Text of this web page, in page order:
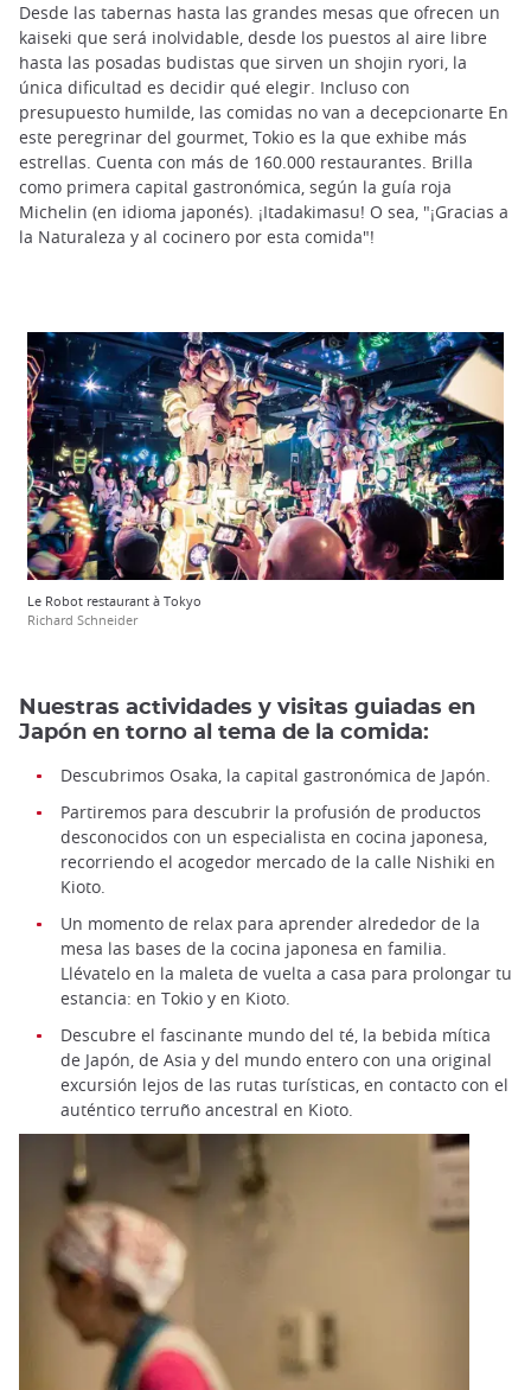
Desde las tabernas hasta las grandes mesas que ofrecen un
kaiseki que será inolvidable, desde los puestos al aire libre
hasta las posadas budistas que sirven un shojin ryori, la
única dificultad es decidir qué elegir. Incluso con
presupuesto humilde, las comidas no van a decepcionarte En
este peregrinar del gourmet, Tokio es la que exhibe más
estrellas. Cuenta con más de 160.000 restaurantes. Brilla
como primera capital gastronómica, según la guía roja
Michelin (en idioma japonés). ¡Itadakimasu! O sea, "¡Gracias a
la Naturaleza y al cocinero por esta comida"!
Le Robot restaurant à Tokyo
Richard Schneider
Nuestras actividades y visitas guiadas en
Japón en torno al tema de la comida:
Descubrimos Osaka, la capital gastronómica de Japón.
Partiremos para descubrir la profusión de productos
desconocidos con un especialista en cocina japonesa,
recorriendo el acogedor mercado de la calle Nishiki en
Kioto.
Un momento de relax para aprender alrededor de la
mesa las bases de la cocina japonesa en familia.
Llévatelo en la maleta de vuelta a casa para prolongar tu
estancia: en Tokio y en Kioto.
Descubre el fascinante mundo del té, la bebida mítica
de Japón, de Asia y del mundo entero con una original
excursión lejos de las rutas turísticas, en contacto con el
auténtico terruño ancestral en Kioto.